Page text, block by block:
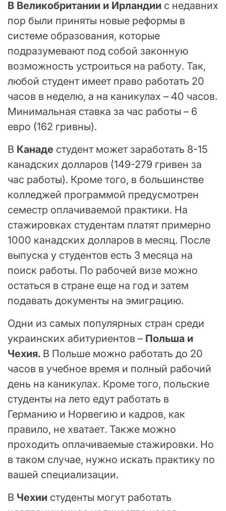
В Великобритании и Ирландии с недавних
пор были приняты новые реформы в
системе образования, которые
подразумевают под собой законную
возможность устроиться на работу. Так,
любой студент имеет право работать 20
часов в неделю, а на каникулах – 40 часов.
Минимальная ставка за час работы – 6
евро (162 гривны).
В Канаде студент может заработать 8-15
канадских долларов (149-279 гривен за
час работы). Кроме того, в большинстве
колледжей программой предусмотрен
семестр оплачиваемой практики. На
стажировках студентам платят примерно
1000 канадских долларов в месяц. После
выпуска у студентов есть 3 месяца на
поиск работы. По рабочей визе можно
остаться в стране еще на год и затем
подавать документы на эмиграцию.
Одни из самых популярных стран среди
украинских абитуриентов – Польша и
Чехия. В Польше можно работать до 20
часов в учебное время и полный рабочий
день на каникулах. Кроме того, польские
студенты на лето едут работать в
Германию и Норвегию и кадров, как
правило, не хватает. Также можно
проходить оплачиваемые стажировки. Но
в таком случае, нужно искать практику по
вашей специализации.
В Чехии студенты могут работать